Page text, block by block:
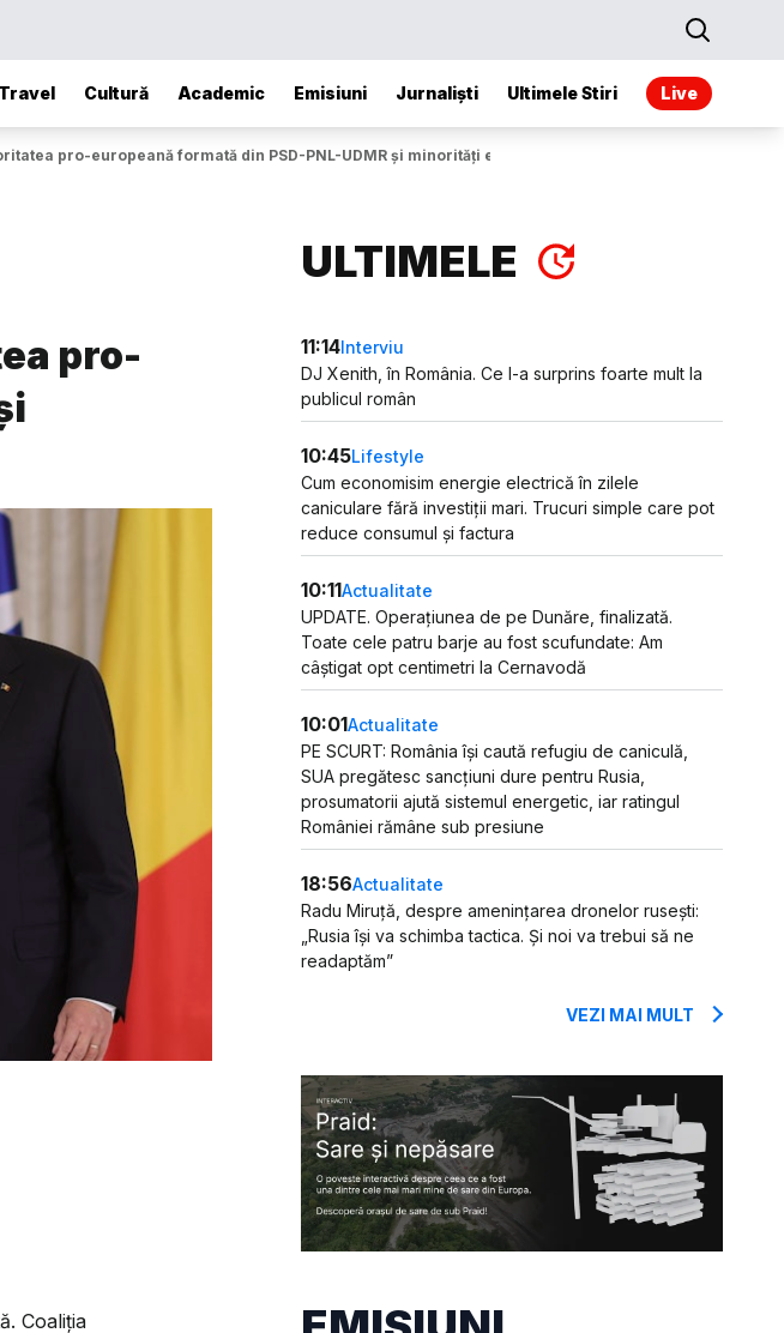
Travel Cultură Academic Emisiuni Jurnaliști Ultimele Stiri Live
pro-europeană formată din PSD-PNL-UDMR și minorități este certă”
pro-
Coaliția
ULTIMELE
11:14Interviu
DJ Xenith, în România. Ce l-a surprins foarte mult la
publicul român
10:45Lifestyle
Cum economisim energie electrică în zilele
caniculare fără investiții mari. Trucuri simple care pot
reduce consumul și factura
10:11Actualitate
UPDATE. Operațiunea de pe Dunăre, finalizată.
Toate cele patru barje au fost scufundate: Am
câștigat opt centimetri la Cernavodă
10:01Actualitate
PE SCURT: România își caută refugiu de caniculă,
SUA pregătesc sancțiuni dure pentru Rusia,
prosumatorii ajută sistemul energetic, iar ratingul
României rămâne sub presiune
18:56Actualitate
Radu Miruță, despre amenințarea dronelor rusești:
„Rusia își va schimba tactica. Și noi va trebui să ne
readaptăm”
VEZI MAI MULT